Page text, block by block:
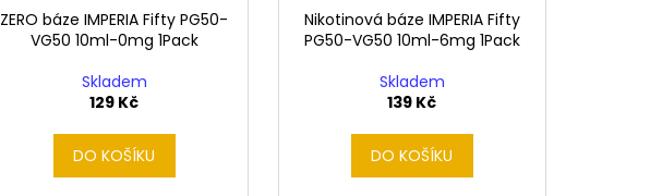
ZERO báze IMPERIA Fifty PG50-
VG50 10ml-0mg 1Pack
Skladem
129 Kč
DO KOŠÍKU
Nikotinová báze IMPERIA Fifty
PG50-VG50 10ml-6mg 1Pack
Skladem
139 Kč
DO KOŠÍKU